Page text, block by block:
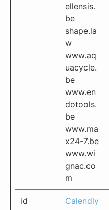
ellensis.
be
shape.la
w
www.aq
uacycle.
be
www.en
dotools.
be
www.ma
x24-7.be
www.wi
gnac.co
m
id Calendly